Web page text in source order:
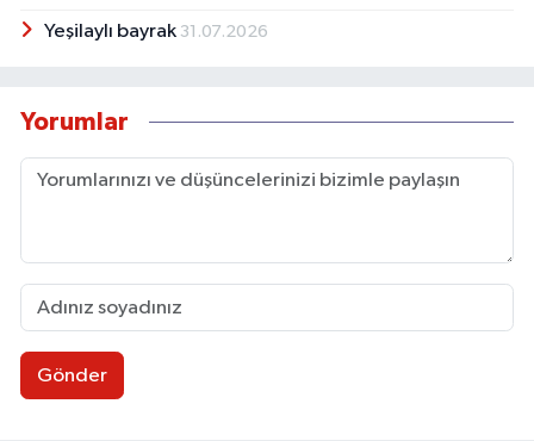
Yeşilaylı bayrak 31.07.2026
Yorumlar
Gönder